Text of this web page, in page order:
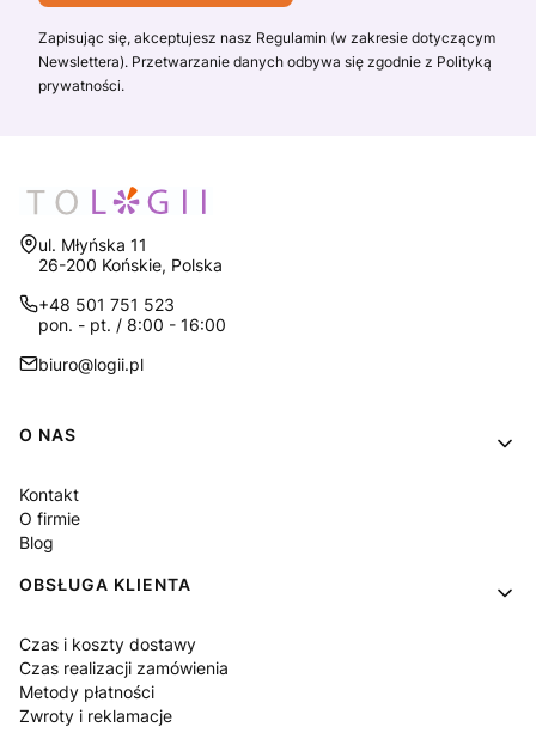
Zapisując się, akceptujesz nasz Regulamin (w zakresie dotyczącym
Newslettera). Przetwarzanie danych odbywa się zgodnie z Polityką
prywatności.
Adres:
ul. Młyńska 11
26-200 Końskie, Polska
+48 501 751 523
pon. - pt. / 8:00 - 16:00
biuro@logii.pl
Linki w stopce
O NAS
Kontakt
O firmie
Blog
OBSŁUGA KLIENTA
Czas i koszty dostawy
Czas realizacji zamówienia
Metody płatności
Zwroty i reklamacje